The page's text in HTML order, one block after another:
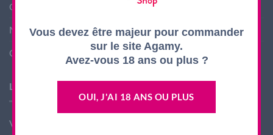
Conditions générales de ventes
Mentions légales
Contact
LES PRODUITS AGAMY
Vin nouveau
Vous devez être majeur pour commander
sur le site Agamy.
Avez-vous 18 ans ou plus ?
OUI, J'AI 18 ANS OU PLUS